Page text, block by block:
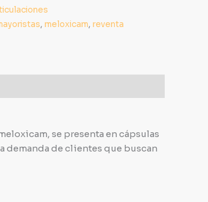
, meloxicam, reventa
se presenta en cápsulas
demanda de clientes que buscan